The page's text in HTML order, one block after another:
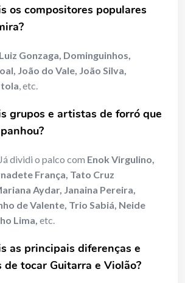
os compositores populares
Luiz Gonzaga, Dominguinhos,
João do Vale, João Silva,
, etc.
grupos e artistas de forró que
Já dividi o palco com Enok Virgulino,
França, Tato Cruz
Aydar, Janaina Pereira,
de Valente, Trio Sabiá, Neide
Lima, etc.
as principais diferenças e
de tocar Guitarra e Violão?